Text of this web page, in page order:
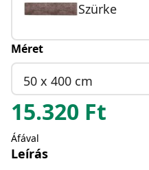
Szürke
Méret
50 x 400 cm
15.320 Ft
Áfával
Leírás